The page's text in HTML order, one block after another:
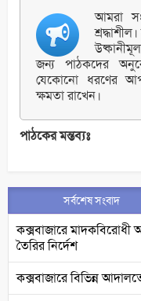
আমরা
জন্য পাঠকদের
যেকোনো ধরণের
ক্ষমতা রাখেন।
পাঠকের মন্তব্যঃ
সর্বশেষ সংবাদ
কক্সবাজারে মাদকবিরোধী
তৈরির নির্দেশ
কক্সবাজারে বিভিন্ন